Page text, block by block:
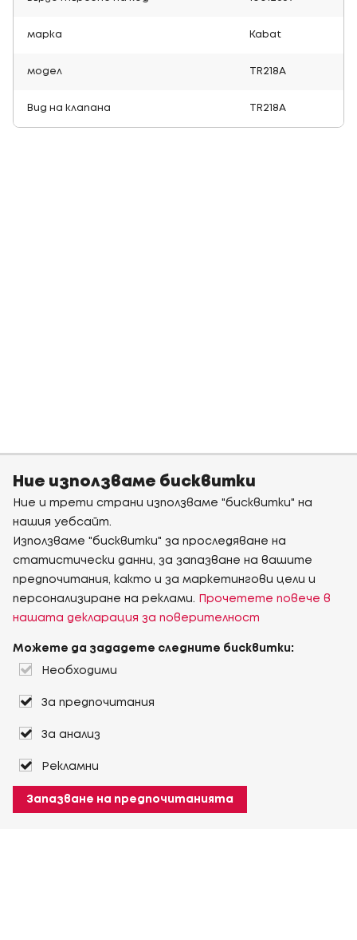
марка Kabat
модел TR218A
Вид на клапана TR218A
Ние използваме бисквитки
Ние и трети страни използваме "бисквитки" на
нашия уебсайт.
Използваме "бисквитки" за проследяване на
статистически данни, за запазване на вашите
предпочитания, както и за маркетингови цели и
персонализиране на реклами.
Прочетете повече в
нашата декларация за поверителност
Можете да зададете следните бисквитки:
Необходими
За предпочитания
За анализ
Рекламни
Запазване на предпочитанията